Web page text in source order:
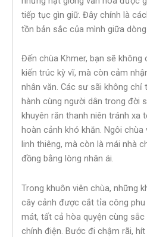
tiếp tục gìn giữ. Đây chính là
tồn bản sắc của mình giữa dòng
Đến chùa Khmer, bạn sẽ không
kiến trúc kỳ vĩ, mà còn cảm
nhân văn. Các sư sãi không chỉ
hành cùng người dân trong đời
khuyên răn thanh niên tránh xa
hoàn cảnh khó khăn. Ngôi
linh thiêng, mà còn là mái nhà
đồng bằng lòng nhân ái.
Trong khuôn viên chùa, những
cây cảnh được cắt tỉa công phu
mát, tất cả hòa quyện cùng sắc
chính điện. Bước đi chậm rãi,